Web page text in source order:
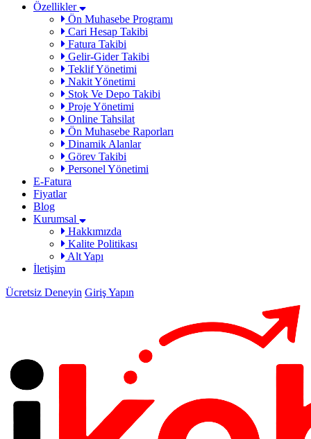
Özellikler
Ön Muhasebe Programı
Cari Hesap Takibi
Fatura Takibi
Gelir-Gider Takibi
Teklif Yönetimi
Nakit Yönetimi
Stok Ve Depo Takibi
Proje Yönetimi
Online Tahsilat
Ön Muhasebe Raporları
Dinamik Alanlar
Görev Takibi
Personel Yönetimi
E-Fatura
Fiyatlar
Blog
Kurumsal
Hakkımızda
Kalite Politikası
Alt Yapı
İletişim
Ücretsiz Deneyin Giriş Yapın